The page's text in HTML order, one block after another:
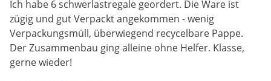
Ich habe 6 schwerlastregale geordert. Die Ware ist
zügig und gut Verpackt angekommen - wenig
Verpackungsmüll, überwiegend recycelbare Pappe.
Der Zusammenbau ging alleine ohne Helfer. Klasse,
gerne wieder!